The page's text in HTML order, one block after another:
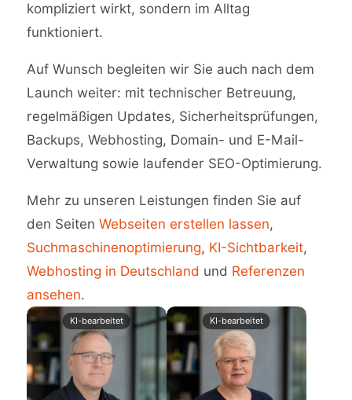
kompliziert wirkt, sondern im Alltag
funktioniert.
Auf Wunsch begleiten wir Sie auch nach dem
Launch weiter: mit technischer Betreuung,
regelmäßigen Updates, Sicherheitsprüfungen,
Backups, Webhosting, Domain- und E-Mail-
Verwaltung sowie laufender SEO-Optimierung.
Mehr zu unseren Leistungen finden Sie auf
den Seiten Webseiten erstellen lassen,
Suchmaschinenoptimierung, KI-Sichtbarkeit,
Webhosting in Deutschland und Referenzen
ansehen.